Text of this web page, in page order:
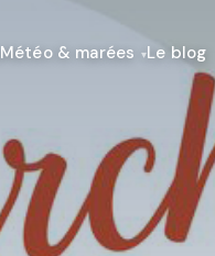
Météo & marées Le blog